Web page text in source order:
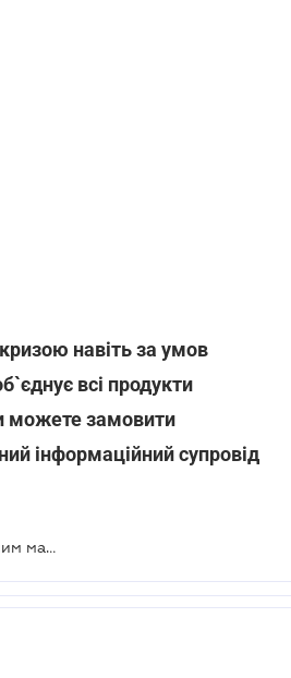
навіть за умов
всі продукти
можете замовити
інформаційний супровід
Інформація про учасників та переможців торгів арештованим майном стала відкритою